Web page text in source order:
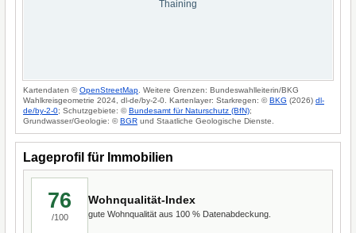
Thaining
Kartendaten ©OpenStreetMap . Weitere Grenzen: Bundeswahlleiterin/BKG
Wahlkreisgeometrie 2024, dl-de/by-2-0. Kartenlayer: Starkregen: ©BKG (2026) dl-
de/by-2-0; Schutzgebiete: ©Bundesamt für Naturschutz (BfN);
Grundwasser/Geologie: ©BGR und Staatliche Geologische Dienste.
Lageprofil für Immobilien
76
/100
Wohnqualität-Index
gute Wohnqualität aus 100 % Datenabdeckung.